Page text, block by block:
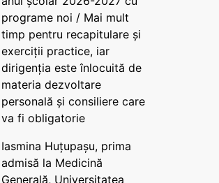
programe noi / Mai mult
timp pentru recapitulare și
exerciții practice, iar
dirigenția este înlocuită de
materia dezvoltare
personală și consiliere care
va fi obligatorie
Iasmina Huțupașu, prima
admisă la Medicină
Generală, Universitatea